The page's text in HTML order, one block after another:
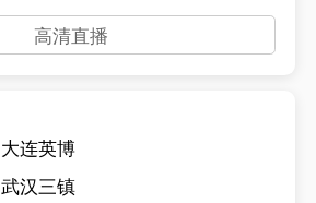
高清直播
大连英博
武汉三镇